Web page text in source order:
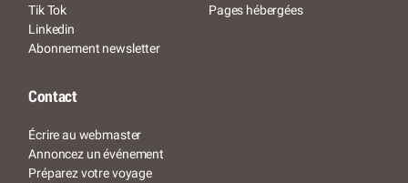
Tik Tok
Linkedin
Abonnement newsletter
Pages hébergées
Contact
Écrire au webmaster
Annoncez un événement
Préparez votre voyage